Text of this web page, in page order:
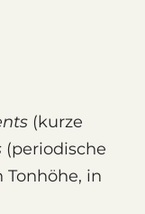
(kurze
(periodische
in